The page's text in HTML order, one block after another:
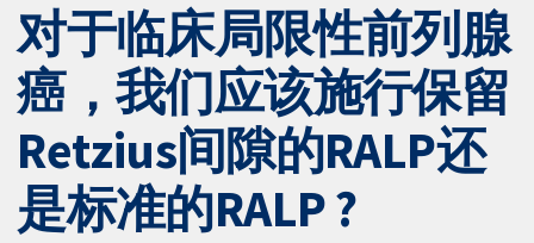
对于临床局限性前列腺
癌，我们应该施行保留
Retzius间隙的RALP还
是标准的RALP ?